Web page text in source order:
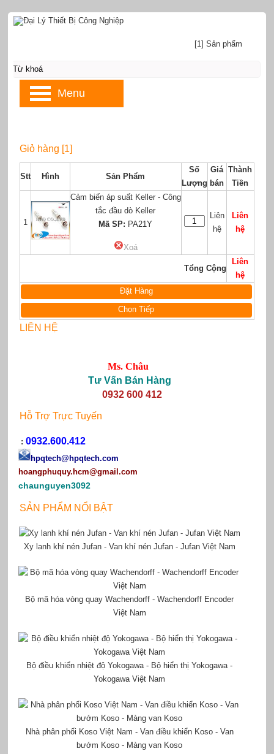
Giỏ hàng [1]
Stt Hình Sản Phẩm
Số
Lượng
Giá
bán
Thành
Tiền
1
Cảm biến áp suất Keller - Công
tắc đầu dò Keller
Mã SP: PA21Y
Xoá
Liên
hệ
Liên
hệ
Tổng Cộng
Liên
hệ
Đặt Hàng
Chọn Tiếp
LIÊN HỆ
Ms. Châu
Tư Vấn Bán Hàng
0932 600 412
Hỗ Trợ Trực Tuyến
: 0932.600.412
hpqtech@hpqtech.com
hoangphuquy.hcm@gmail.com
chaunguyen3092
SẢN PHẨM NỔI BẬT
Xy lanh khí nén Jufan - Van khí nén Jufan - Jufan Việt Nam
Bộ mã hóa vòng quay Wachendorff - Wachendorff Encoder
Việt Nam
Bộ điều khiển nhiệt độ Yokogawa - Bộ hiển thị Yokogawa -
Yokogawa Việt Nam
Nhà phân phối Koso Việt Nam - Van điều khiển Koso - Van
bướm Koso - Màng van Koso
[1] Sản phẩm
Menu